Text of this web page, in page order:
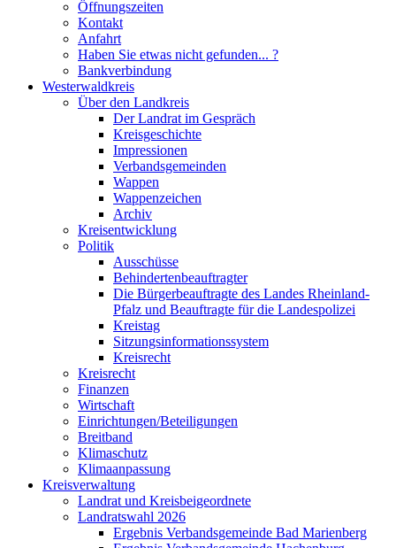
Öffnungszeiten
Kontakt
Anfahrt
Haben Sie etwas nicht gefunden... ?
Bankverbindung
Westerwaldkreis
Über den Landkreis
Der Landrat im Gespräch
Kreisgeschichte
Impressionen
Verbandsgemeinden
Wappen
Wappenzeichen
Archiv
Kreisentwicklung
Politik
Ausschüsse
Behindertenbeauftragter
Die Bürgerbeauftragte des Landes Rheinland-
Pfalz und Beauftragte für die Landespolizei
Kreistag
Sitzungsinformationssystem
Kreisrecht
Kreisrecht
Finanzen
Wirtschaft
Einrichtungen/Beteiligungen
Breitband
Klimaschutz
Klimaanpassung
Kreisverwaltung
Landrat und Kreisbeigeordnete
Landratswahl 2026
Ergebnis Verbandsgemeinde Bad Marienberg